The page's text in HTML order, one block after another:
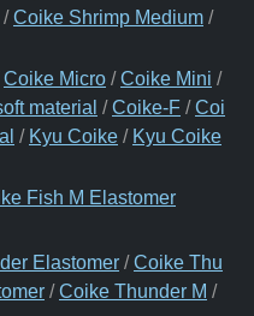
/Coike Shrimp Medium /
Coike Micro /Coike Mini /
material /Coike-F /Coi
/ Kyu Coike / Kyu Coike
Fish M Elastomer
Elastomer /Coike Thu
/Coike Thunder M /